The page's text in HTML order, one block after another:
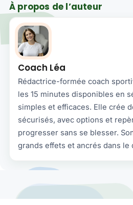
À propos de l’auteur
Coach Léa
Rédactrice-formée coach
les 15 minutes disponibles en
simples et efficaces. Elle crée
sécurisés, avec options et
progresser sans se blesser.
grands effets et ancrés dans le